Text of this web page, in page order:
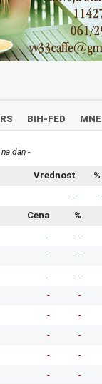
BIH-FED MNE
dan -
Vrednost %
- -
Cena %
- -
- -
- -
- -
- -
- -
- -
- -